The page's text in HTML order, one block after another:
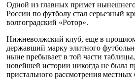
Одной из главных примет
России по футболу стал серьезный
волгоградский «Ротор».
Нижневолжский клуб, еще в
державший марку элитного
ныне пребывает в той части таблицы,
новейшей истории никогда не была
пристального рассмотрения местных